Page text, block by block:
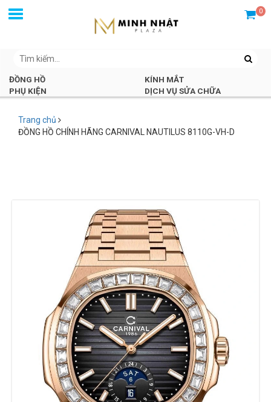
0
ĐỒNG HỒ
KÍNH MẮT
PHỤ KIỆN
DỊCH VỤ SỬA CHỮA
Trang chủ
ĐỒNG HỒ CHÍNH HÃNG CARNIVAL NAUTILUS 8110G-VH-D